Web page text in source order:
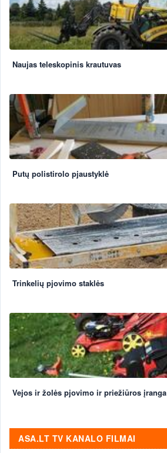
Naujas teleskopinis krautuvas
Putų polistirolo pjaustyklė
Trinkelių pjovimo staklės
Vejos ir žolės pjovimo ir priežiūros įranga
ASA.LT TV KANALO FILMAI